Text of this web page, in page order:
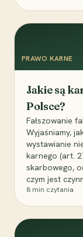
PRAWO KARNE
Jakie są
Polsce?
Fałszowanie
Wyjaśniamy,
wystawianie
karnego (art.
skarbowego,
czym jest
8 min czytania